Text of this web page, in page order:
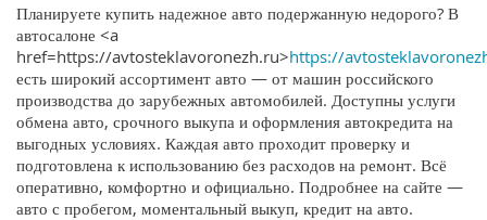
Планируете купить надежное авто подержанную недорого? В
автосалоне <a
href=https://avtosteklavoronezh.ru>https://
есть широкий ассортимент авто — от машин российского
производства до зарубежных автомобилей. Доступны услуги
обмена авто, срочного выкупа и оформления автокредита на
выгодных условиях. Каждая авто проходит проверку и
подготовлена к использованию без расходов на ремонт. Всё
оперативно, комфортно и официально. Подробнее на сайте —
авто с пробегом, моментальный выкуп, кредит на авто.